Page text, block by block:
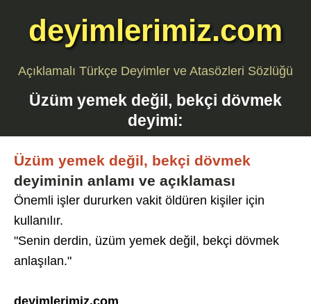
deyimlerimiz.com
Açıklamalı Türkçe Deyimler ve Atasözleri Sözlüğü
Üzüm yemek değil, bekçi dövmek
deyimi:
Üzüm yemek değil, bekçi dövmek
deyiminin anlamı ve açıklaması
Önemli işler dururken vakit öldüren kişiler için
kullanılır.
"Senin derdin, üzüm yemek değil, bekçi dövmek
anlaşılan."
deyimlerimiz.com